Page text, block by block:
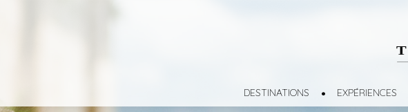
T
DESTINATIONS EXPÉRIENCES